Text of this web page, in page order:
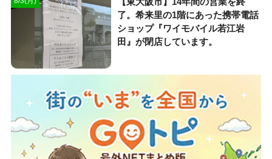
了。希来里の1階にあった携帯電話
ショップ『ワイモバイル若江岩
田』が閉店しています。